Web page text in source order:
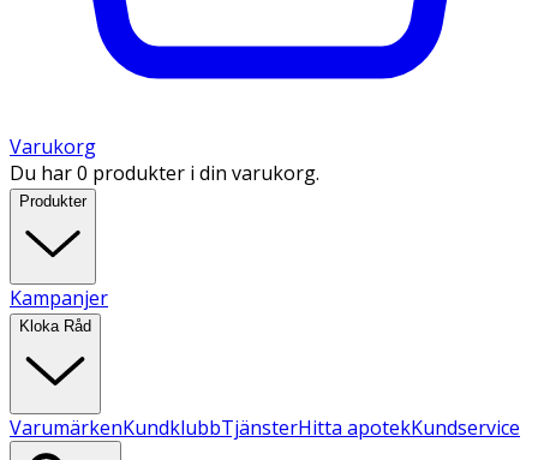
Varukorg
Du har 0 produkter i din varukorg.
Produkter
Kampanjer
Kloka Råd
VarumärkenKundklubbTjänsterHitta apotekKundservice